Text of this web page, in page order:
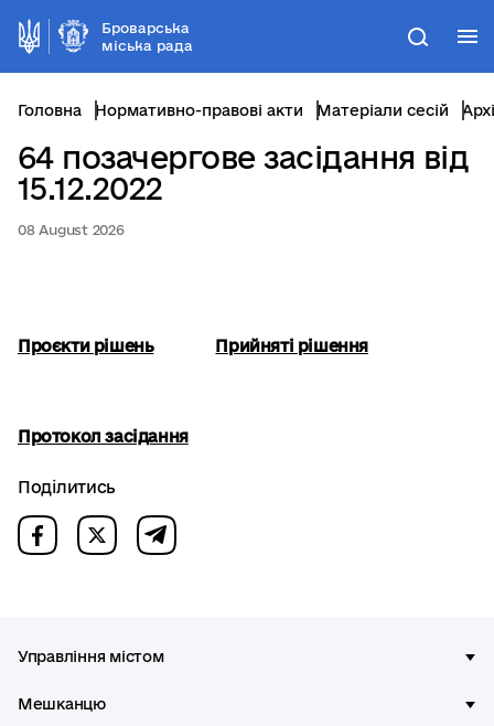
Броварська
міська рада
Пошук
Головна Нормативно-правові акти Матеріали сесій
64 позачергове засідання від
15.12.2022
08 August 2026
Проєкти рішень Прийняті рішення
Протокол засідання
Поділитись
Управління містом
Мешканцю